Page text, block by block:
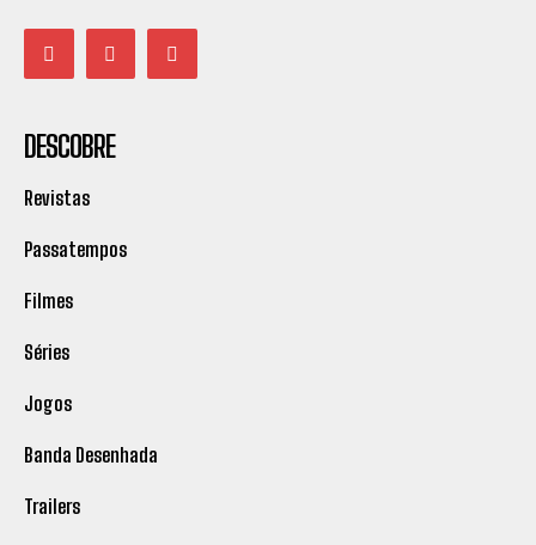
DESCOBRE
Revistas
Passatempos
Filmes
Séries
Jogos
Banda Desenhada
Trailers